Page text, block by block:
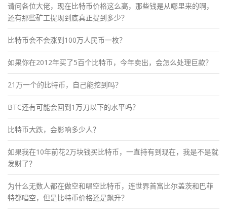
请问各位大佬，现在比特币价格这么高，那些钱是从哪里来的啊，
还有那些矿工提现到底真正提到多少？
比特币会不会涨到100万人民币一枚？
如果你在2012年买了5百个比特币，今年卖出，会怎么处理巨款？
21万一个的比特币，自己能挖到吗？
BTC还有可能会回到1万刀以下的水平吗？
比特币大跌，会影响多少人？
如果我在10年前花2万块钱买比特币，一直持有到现在，我是不是就
发财了？
为什么无数人都在做空和唱空比特币，连世界首富比尔盖茨和巴菲
特都唱空，但是比特币价格还是飙升？